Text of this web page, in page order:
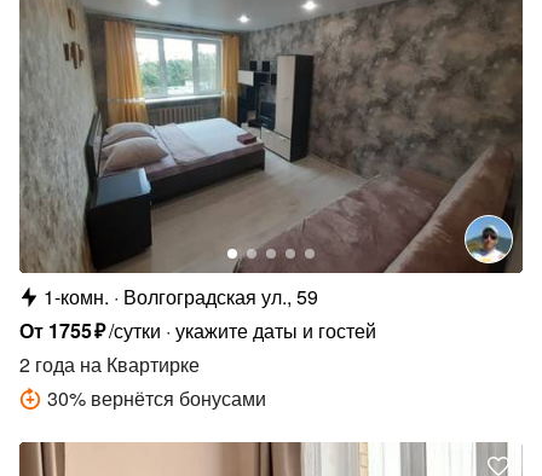
1-комн.
Волгоградская ул., 59
От 1755₽/сутки укажите даты и гостей
2 года на Квартирке
30% вернётся бонусами